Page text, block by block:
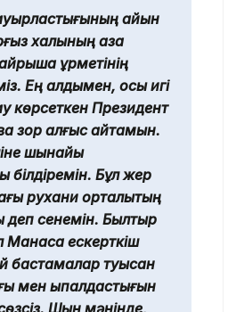
айқын
халқының қазақ
құрметінің
Ең алдымен, осы игі
көрсеткен Президент
зор алғыс айтамын.
шынайы
Бұл жер
рухани орталықтың
деп сенемін. Былтыр
ескерткіш
бастамалар туысқан
мен ықпалдастығын